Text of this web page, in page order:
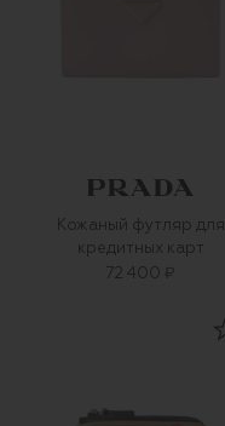
Кожаный футляр для
кредитных карт
72 400 ₽